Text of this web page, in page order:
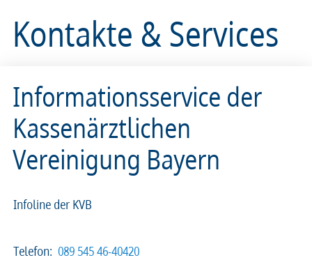
Kontakte & Services
Informationsservice der
Kassenärztlichen
Vereinigung Bayern
Infoline der KVB
Telefon: 089 545 46-40420